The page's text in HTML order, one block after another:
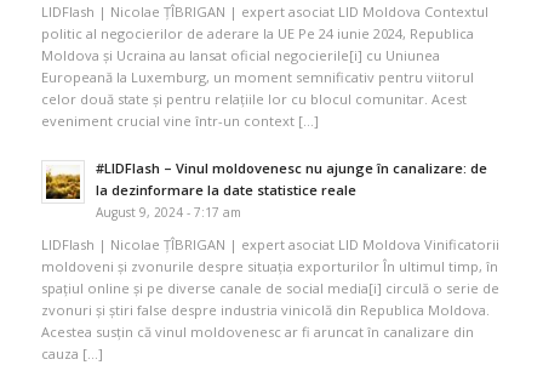
LIDFlash | Nicolae ȚÎBRIGAN | expert asociat LID Moldova Contextul
politic al negocierilor de aderare la UE Pe 24 iunie 2024, Republica
Moldova și Ucraina au lansat oficial negocierile[i] cu Uniunea
Europeană la Luxemburg, un moment semnificativ pentru viitorul
celor două state și pentru relațiile lor cu blocul comunitar. Acest
eveniment crucial vine într-un context […]
#LIDFlash – Vinul moldovenesc nu ajunge în canalizare: de
la dezinformare la date statistice reale
August 9, 2024 - 7:17 am
LIDFlash | Nicolae ȚÎBRIGAN | expert asociat LID Moldova Vinificatorii
moldoveni și zvonurile despre situația exporturilor În ultimul timp, în
spațiul online și pe diverse canale de social media[i] circulă o serie de
zvonuri și știri false despre industria vinicolă din Republica Moldova.
Acestea susțin că vinul moldovenesc ar fi aruncat în canalizare din
cauza […]